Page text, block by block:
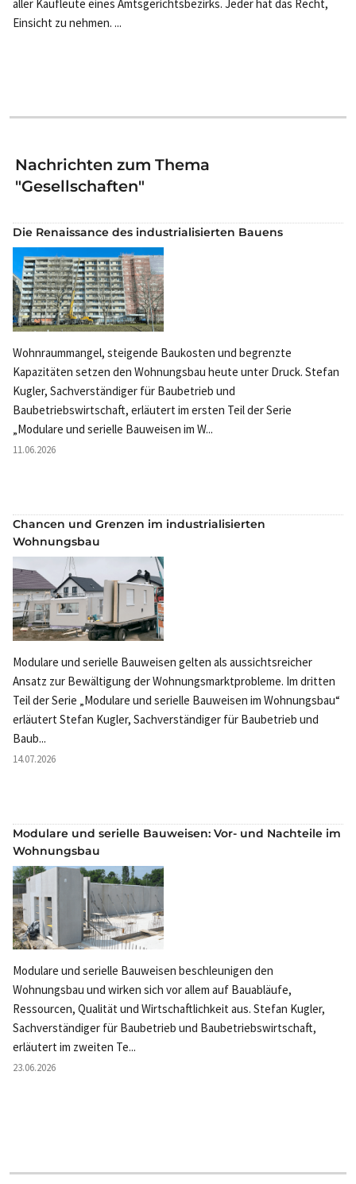
aller Kaufleute eines Amtsgerichtsbezirks. Jeder hat das Recht,
Einsicht zu nehmen. ...
Nachrichten zum Thema
"Gesellschaften"
Die Renaissance des industrialisierten Bauens
Wohnraummangel, steigende Baukosten und begrenzte
Kapazitäten setzen den Wohnungsbau heute unter Druck. Stefan
Kugler, Sachverständiger für Baubetrieb und
Baubetriebswirtschaft, erläutert im ersten Teil der Serie
„Modulare und serielle Bauweisen im W...
11.06.2026
Chancen und Grenzen im industrialisierten
Wohnungsbau
Modulare und serielle Bauweisen gelten als aussichtsreicher
Ansatz zur Bewältigung der Wohnungsmarktprobleme. Im dritten
Teil der Serie „Modulare und serielle Bauweisen im Wohnungsbau“
erläutert Stefan Kugler, Sachverständiger für Baubetrieb und
Baub...
14.07.2026
Modulare und serielle Bauweisen: Vor- und Nachteile im
Wohnungsbau
Modulare und serielle Bauweisen beschleunigen den
Wohnungsbau und wirken sich vor allem auf Bauabläufe,
Ressourcen, Qualität und Wirtschaftlichkeit aus. Stefan Kugler,
Sachverständiger für Baubetrieb und Baubetriebswirtschaft,
erläutert im zweiten Te...
23.06.2026